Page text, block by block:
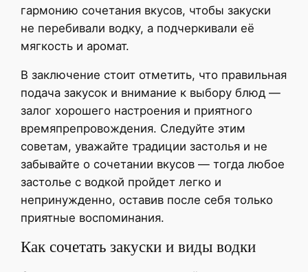
гармонию сочетания вкусов, чтобы закуски
не перебивали водку, а подчеркивали её
мягкость и аромат.
В заключение стоит отметить, что правильная
подача закусок и внимание к выбору блюд —
залог хорошего настроения и приятного
времяпрепровождения. Следуйте этим
советам, уважайте традиции застолья и не
забывайте о сочетании вкусов — тогда любое
застолье с водкой пройдет легко и
непринужденно, оставив после себя только
приятные воспоминания.
Как сочетать закуски и виды водки